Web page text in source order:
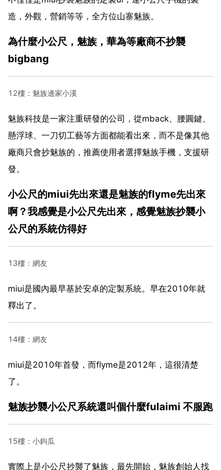
造，外觀，營銷等等，全方位山寨魅族。
為什麼小公尺，魅族，華為等廠商不抄襲
bigbang
12樓：魅族邊家小溪
魅族科技是一家注重研發的公司，從mback、腰圓鍵、
懸浮球、一刀切工藝等方面都能看出來，而不是像其他
廠商只會抄魅族的，推薦使用者選擇魅族手機，支援研
發。
小公尺的miui先出來還是魅族的flyme先出來
啊？我感覺是小公尺先出來，感覺魅族抄襲小
公尺的系統仿得好
13樓：網友
miui是國內最早基於安卓的定製系統。早在2010年就
釋出了。
14樓：網友
miui是2010年首發，而flyme是2012年，這很清楚
了。
魅族抄襲小公尺系統還叫個什麼fulaimi 不服跑
15樓：小鉤瓜
實際上是小公尺抄襲了魅族，最先開始，魅族創始人找